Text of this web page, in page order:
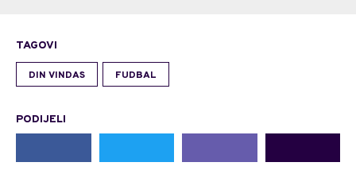
TAGOVI
DIN VINDAS FUDBAL
PODIJELI